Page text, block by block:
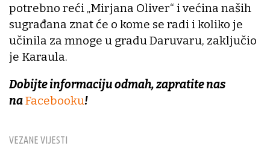
VEZANE VIJESTI
potrebno reći „Mirjana Oliver“ i većina naših
sugrađana znat će o kome se radi i koliko je
učinila za mnoge u gradu Daruvaru, zaključio
je Karaula.
Dobijte informaciju odmah, zapratite nas
naFacebooku!